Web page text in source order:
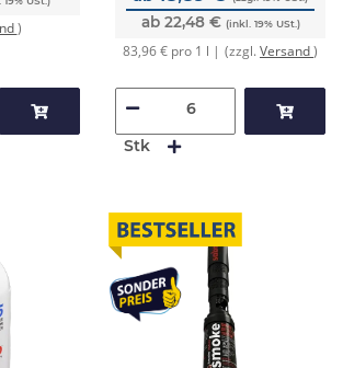
) ab 22,48 € (inkl. 19% USt.)
83,96 € pro 1 l | (zzgl.Versand)
Stk